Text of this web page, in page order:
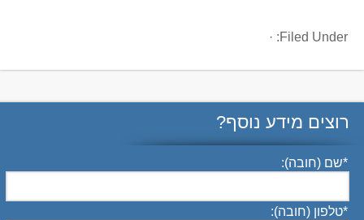
Filed Under:
·
רוצים מידע נוסף?
שם (חובה):*
טלפון (חובה):*